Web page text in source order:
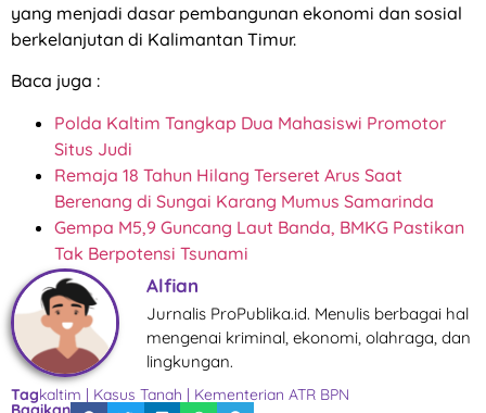
yang menjadi dasar pembangunan ekonomi dan sosial
berkelanjutan di Kalimantan Timur.
Baca juga :
Polda Kaltim Tangkap Dua Mahasiswi Promotor
Situs Judi
Remaja 18 Tahun Hilang Terseret Arus Saat
Berenang di Sungai Karang Mumus Samarinda
Gempa M5,9 Guncang Laut Banda, BMKG Pastikan
Tak Berpotensi Tsunami
Alfian
Jurnalis ProPublika.id. Menulis berbagai hal
mengenai kriminal, ekonomi, olahraga, dan
lingkungan.
Tagkaltim | Kasus Tanah | Kementerian ATR BPN